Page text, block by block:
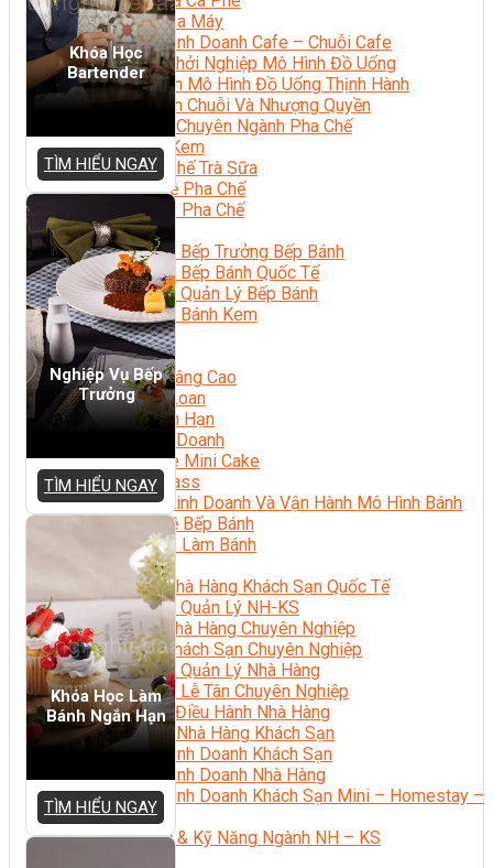
Cà Phê Pha Máy
Khởi Sự Kinh Doanh Cafe – Chuỗi Cafe
Bí Quyết Khởi Nghiệp Mô Hình Đồ Uống
Kinh Doanh Mô Hình Đồ Uống Thịnh Hành
Kinh Doanh Chuỗi Và Nhượng Quyền
Tiếng Anh Chuyên Ngành Pha Chế
Học Làm Kem
Học Pha Chế Trà Sữa
Chuyên Đề Pha Chế
Video Dạy Pha Chế
Làm Bánh
Nghiệp Vụ Bếp Trưởng Bếp Bánh
Nghiệp Vụ Bếp Bánh Quốc Tế
Nghiệp Vụ Quản Lý Bếp Bánh
Nghiệp Vụ Bánh Kem
Bánh Việt
Bánh Nhật
Bánh Mì Nâng Cao
Bánh Đài Loan
Bánh Ngắn Hạn
Bánh Kinh Doanh
Handmade Mini Cake
Master Class
Bí Quyết Kinh Doanh Và Vận Hành Mô Hình Bánh
Chuyên Đề Bếp Bánh
Video Dạy Làm Bánh
Quản Trị NHKS
Quản Trị Nhà Hàng Khách Sạn Quốc Tế
Nghiệp Vụ Quản Lý NH-KS
Quản Lý Nhà Hàng Chuyên Nghiệp
Quản Lý Khách Sạn Chuyên Nghiệp
Nghiệp Vụ Quản Lý Nhà Hàng
Nghiệp Vụ Lễ Tân Chuyên Nghiệp
Giám Đốc Điều Hành Nhà Hàng
Tiếng Anh Nhà Hàng Khách Sạn
Khởi Sự Kinh Doanh Khách Sạn
Khởi Sự Kinh Doanh Nhà Hàng
Khởi Sự Kinh Doanh Khách Sạn Mini – Homestay –
AirBnB
Kiến Thức & Kỹ Năng Ngành NH – KS
Khóa Học
Bartender
TÌM HIỂU NGAY
Nghiệp Vụ Bếp
Trưởng
TÌM HIỂU NGAY
Khóa Học Làm
Bánh Ngắn Hạn
TÌM HIỂU NGAY